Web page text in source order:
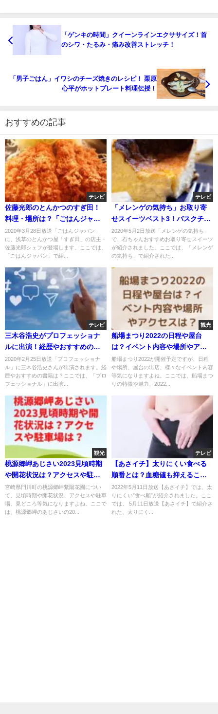
「ゲンキの時間」クイーンラインエクササイズ！首
のシワ・たるみ・痛み改善ストレッチ！
「男子ごはん」イワシのチーズ焼きのレシピ！ 栗原
心平がホットプレート料理伝授！
おすすめの記事
テレビ
佐藤光郎のとんかつのすぎ田！
料理・場所は？「ごはんジャパ
ン」
2020年3月28日放送「ごはんジャパン」
に、浅草のとんかつ屋「すぎ田」の店主・
佐藤光郎シェフが登場します。ここでは、
「ごはんジャパン」で紹...
テレビ
「メレンゲの気持ち」お取り寄
せスイーツベスト3！バスクチー
ズケーキ・プレスバターサン
ド？
2020年5月2日放送「メレンゲの気持ち」
で、石ちゃんおすすめお取り寄せスイーツ
が紹介されました。ここでは、「メレンゲ
の気持ち」で紹介された...
テレビ
三木谷浩史がプロフェッショナ
ルに出演！経歴やおすすめの書
籍は？
2020年2月25日放送「プロフェッショナ
ル」に三木谷浩史さんが出演されます。経
歴やおすすめの書籍は？ここでは、「プロ
フェッショナル」に出演...
観光
船場まつり2022の日程や屋台
は？イベント内容や場所やアク
セスは？
船場まつり2022が開催予定ですが、日程
や場所、屋台の出店、様々なイベント内容
等気になりますよね。ここでは、船場まつ
りの特徴や魅力、2022...
観光
桃源郷岬あじさい2023見頃時期
や開花状況は？アクセスや駐車
場は？
宮崎県門川町の桃源郷岬紫陽花園につい
て、見頃時期や開花状況、アクセスや駐車
場、見どころ等気になりますよね。ここで
は、桃源郷岬のあじさいの20...
テレビ
【あさイチ】太りにくい食べる
順番とは？血糖値も抑えること
ができる？
2022年5月11日放送【あさイチ】では、太
りにくい”食べ順”が紹介されました。ここ
では、 5月11日放送【あさイチ】で紹介さ
れた、太りにく...